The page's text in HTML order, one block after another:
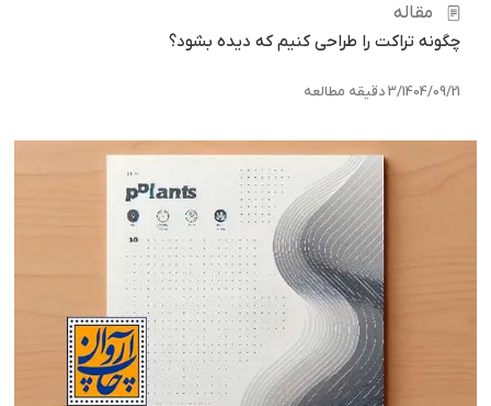
مقاله
چگونه تراکت را طراحی کنیم که دیده بشود؟
1404/09/21
/3 دقیقه مطالعه